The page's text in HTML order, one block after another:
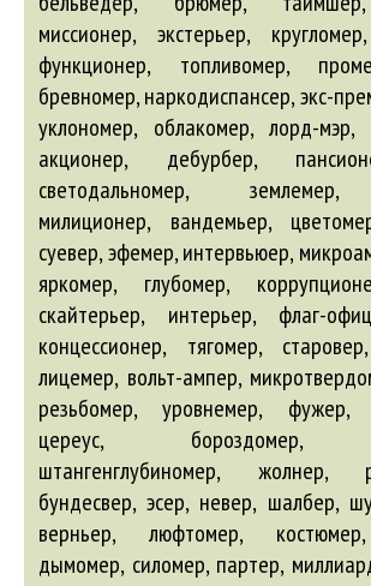
миссионер, экстерьер,
функционер, топливомер,
бревномер, наркодиспансер, экс-
уклономер, облакомер, лорд-мэр,
акционер, дебурбер,
светодальномер, землемер,
милиционер, вандемьер,
суевер, эфемер, интервьюер,
яркомер, глубомер,
скайтерьер, интерьер, флаг-
концессионер, тягомер,
лицемер, вольт-ампер,
резьбомер, уровнемер, фужер,
цереус, бороздомер,
штангенглубиномер, жолнер,
бундесвер, эсер, невер, шалбер,
верньер, люфтомер,
дымомер, силомер, партер,